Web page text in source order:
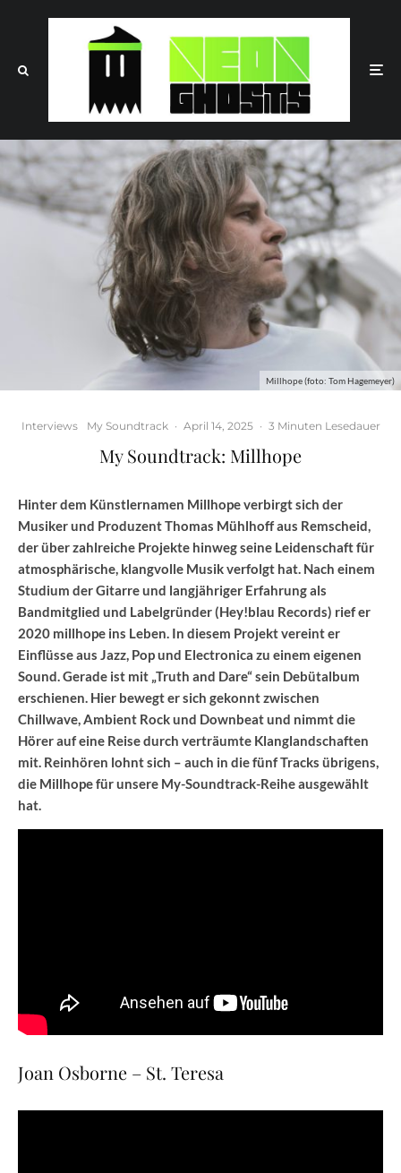
Millhope (foto: Tom Hagemeyer)
Interviews My Soundtrack · April 14, 2025 · 3 Minuten Lesedauer
My Soundtrack: Millhope
Hinter dem Künstlernamen Millhope verbirgt sich der
Musiker und Produzent Thomas Mühlhoff aus Remscheid,
der über zahlreiche Projekte hinweg seine Leidenschaft für
atmosphärische, klangvolle Musik verfolgt hat. Nach einem
Studium der Gitarre und langjähriger Erfahrung als
Bandmitglied und Labelgründer (Hey!blau Records) rief er
2020 millhope ins Leben. In diesem Projekt vereint er
Einflüsse aus Jazz, Pop und Electronica zu einem eigenen
Sound. Gerade ist mit „Truth and Dare“ sein Debütalbum
erschienen. Hier bewegt er sich gekonnt zwischen
Chillwave, Ambient Rock und Downbeat und nimmt die
Hörer auf eine Reise durch verträumte Klanglandschaften
mit. Reinhören lohnt sich – auch in die fünf Tracks übrigens,
die Millhope für unsere My-Soundtrack-Reihe ausgewählt
hat.
Joan Osborne – St. Teresa